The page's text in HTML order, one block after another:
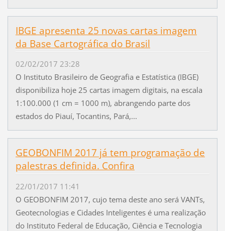
IBGE apresenta 25 novas cartas imagem
da Base Cartográfica do Brasil
02/02/2017 23:28
O Instituto Brasileiro de Geografia e Estatística (IBGE)
disponibiliza hoje 25 cartas imagem digitais, na escala
1:100.000 (1 cm = 1000 m), abrangendo parte dos
estados do Piauí, Tocantins, Pará,...
GEOBONFIM 2017 já tem programação de
palestras definida. Confira
22/01/2017 11:41
O GEOBONFIM 2017, cujo tema deste ano será VANTs,
Geotecnologias e Cidades Inteligentes é uma realização
do Instituto Federal de Educação, Ciência e Tecnologia